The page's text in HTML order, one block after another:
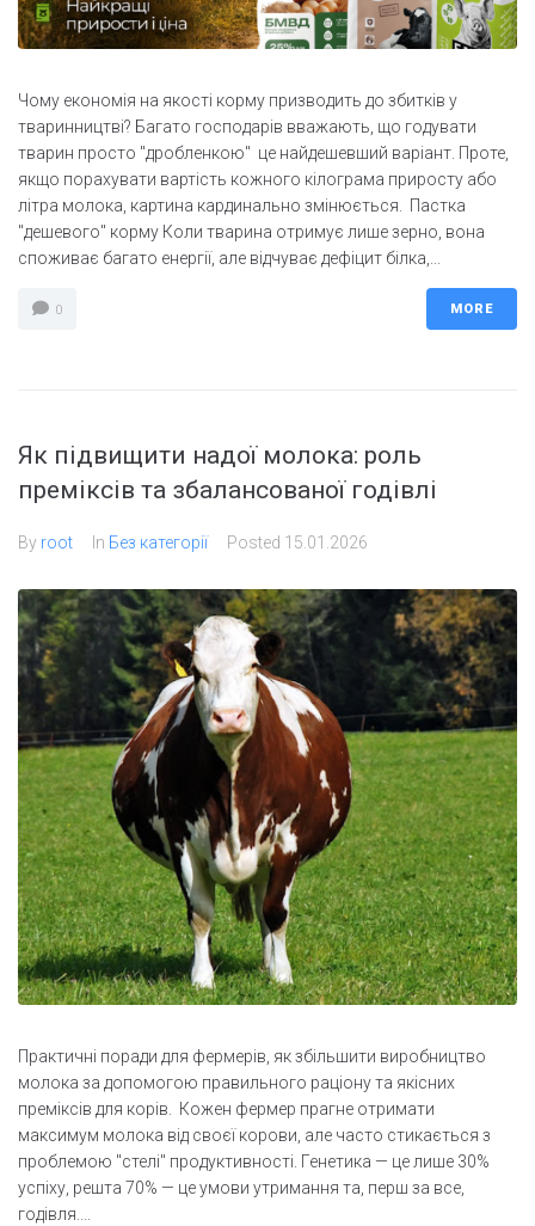
Чому економія на якості корму призводить до збитків у
тваринництві? Багато господарів вважають, що годувати
тварин просто "дробленкою" це найдешевший варіант. Проте,
якщо порахувати вартість кожного кілограма приросту або
літра молока, картина кардинально змінюється. Пастка
"дешевого" корму Коли тварина отримує лише зерно, вона
споживає багато енергії, але відчуває дефіцит білка,...
0 MORE
Як підвищити надої молока: роль
преміксів та збалансованої годівлі
By root In Без категорії Posted 15.01.2026
Практичні поради для фермерів, як збільшити виробництво
молока за допомогою правильного раціону та якісних
преміксів для корів. Кожен фермер прагне отримати
максимум молока від своєї корови, але часто стикається з
проблемою "стелі" продуктивності. Генетика — це лише 30%
успіху, решта 70% — це умови утримання та, перш за все,
годівля....